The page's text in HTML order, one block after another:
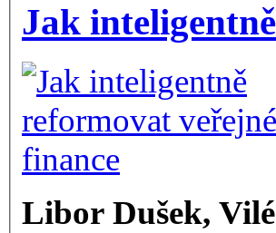
Jak
Libor Dušek,